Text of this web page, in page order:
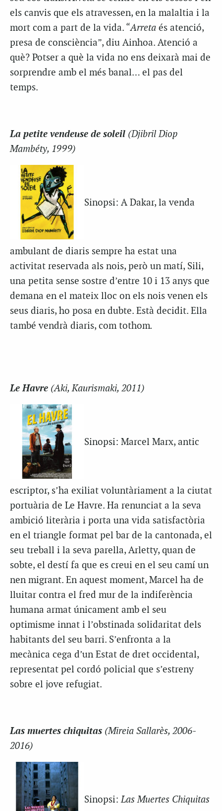
els canvis que els atravessen, en la malaltia i la
mort com a part de la vida. “Arreta és atenció,
presa de consciència”, diu Ainhoa. Atenció a
què? Potser a què la vida no ens deixarà mai de
sorprendre amb el més banal… el pas del
temps.
La petite vendeuse de soleil (Djibril Diop
Mambéty, 1999)
Sinopsi: A Dakar, la venda
ambulant de diaris sempre ha estat una
activitat reservada als nois, però un matí, Sili,
una petita sense sostre d’entre 10 i 13 anys que
demana en el mateix lloc on els nois venen els
seus diaris, ho posa en dubte. Està decidit. Ella
també vendrà diaris, com tothom.
Le Havre (Aki, Kaurismaki, 2011)
Sinopsi: Marcel Marx, antic
escriptor, s’ha exiliat voluntàriament a la ciutat
portuària de Le Havre. Ha renunciat a la seva
ambició literària i porta una vida satisfactòria
en el triangle format pel bar de la cantonada, el
seu treball i la seva parella, Arletty, quan de
sobte, el destí fa que es creui en el seu camí un
nen migrant. En aquest moment, Marcel ha de
lluitar contra el fred mur de la indiferència
humana armat únicament amb el seu
optimisme innat i l’obstinada solidaritat dels
habitants del seu barri. S’enfronta a la
mecànica cega d’un Estat de dret occidental,
representat pel cordó policial que s’estreny
sobre el jove refugiat.
Las muertes chiquitas (Mireia Sallarès, 2006-
2016)
Sinopsi:Las Muertes Chiquitas